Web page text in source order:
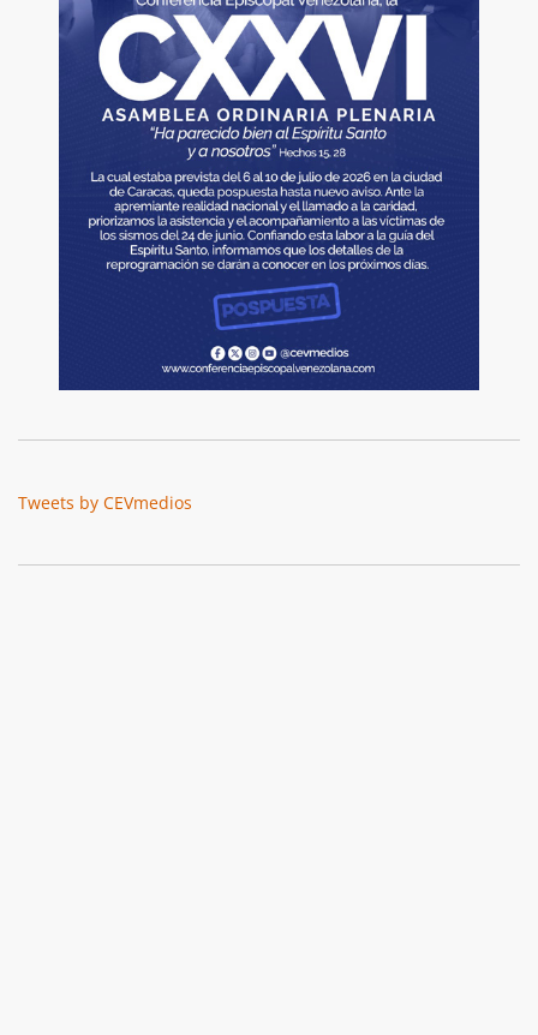
Tweets by CEVmedios